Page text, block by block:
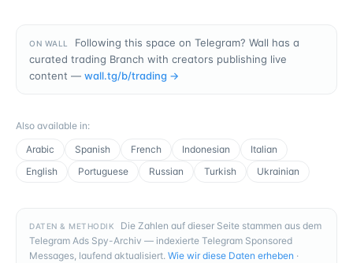
ON WALL
Following this space on Telegram? Wall has a
curated trading Branch with creators publishing live
content — wall.tg/b/trading →
Also available in:
Arabic
Spanish French Indonesian
Italian
English
Portuguese Russian Turkish Ukrainian
DATEN & METHODIK
Die Zahlen auf dieser Seite stammen aus dem
Telegram Ads Spy-Archiv — indexierte Telegram Sponsored
Messages, laufend aktualisiert. Wie wir diese Daten erheben ·